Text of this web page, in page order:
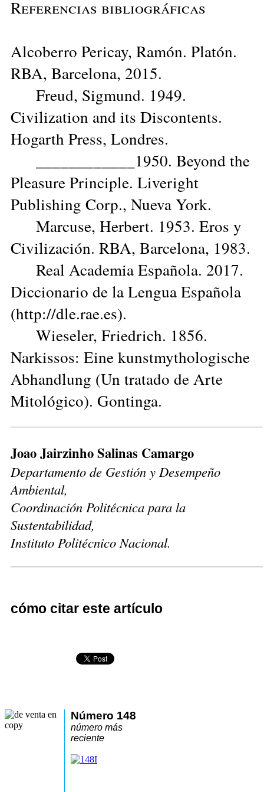
Referencias bibliográficas
Alcoberro Pericay, Ramón. Platón.
RBA, Barcelona, 2015.
Freud, Sigmund. 1949.
Civilization and its Discontents.
Hogarth Press, Londres.
____________1950. Beyond the
Pleasure Principle. Liveright
Publishing Corp., Nueva York.
Marcuse, Herbert. 1953. Eros y
Civilización. RBA, Barcelona, 1983.
Real Academia Española. 2017.
Diccionario de la Lengua Española
(http://dle.rae.es).
Wieseler, Friedrich. 1856.
Narkissos: Eine kunstmythologische
Abhandlung (Un tratado de Arte
Mitológico). Gontinga.
Joao Jairzinho Salinas Camargo
Departamento de Gestión y Desempeño
Ambiental,
Coordinación Politécnica para la
Sustentabilidad,
Instituto Politécnico Nacional.
cómo citar este artículo
Número 148
número más
reciente